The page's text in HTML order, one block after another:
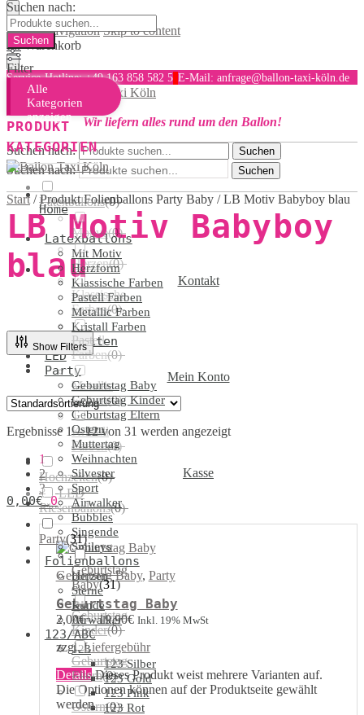
Skip to navigation Skip to content
Ihr Warenkorb
Service-Hotline: +49 163 858 582 5 E-Mail: anfrage@ballon-taxi-köln.de
MENU
Wir liefern alles rund um den Ballon!
Suchen nach: Suchen
Kontakt
Mein Konto
Kasse
0,00€ 0
Suchen nach: Suchen
Home
Latexballons
Mit Motiv
Herzform
Klassische Farben
Pastell Farben
Metallic Farben
Kristall Farben
Hochzeiten
LED
Party
Geburtstag Baby
Geburtstag Kinder
Geburtstag Eltern
Ostern
Muttertag
Weihnachten
Silvester
Sport
Airwalker
Bubbles
Singende
Smileys
Folienballons
Herzen
Sterne
Runde
Airwalker
123/ABC
123
123 Silber
123 Gold
123 Pink
123 Rot
Start /Produkt Folienballons Party Baby /LB Motiv Babyboy blau
LB Motiv Babyboy
blau
Show Filters
Ergebnisse 1 – 12 von 31 werden angezeigt
1
2
3
→
Geburtstag Baby, Party
Geburtstag Baby
2,00€–19,90€ Inkl. 19% MwSt
zzgl.Liefergebühr
Details Dieses Produkt weist mehrere Varianten auf.
Die Optionen können auf der Produktseite gewählt
werden
Suchen nach:
Alle
Kategorien
anzeigen
Filter
PRODUKT
KATEGORIEN
Latexballons(0)
Motive(0)
Herzen(0)
Klassische
Farben(0)
Pastell
Farben(0)
Metallic
Farben(0)
Kristall
Farben(0)
Hochzeiten(0)
LED
Riesenballons(0)
Party(31)
Geburtstag
Baby(31)
Geburtstag
Kinder(0)
Geburtstag
Eltern(0)
Ostern(0)